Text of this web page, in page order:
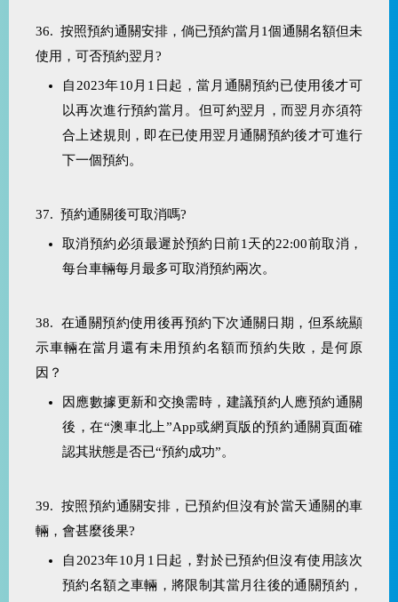
36. 按照預約通關安排，倘已預約當月1個通關名額但未
使用，可否預約翌月?
自 2023年10 月 1 日起，當月通關預約已使用後才可
以再次進行預約當月。但可約翌月，而翌月亦須符
合上述規則，即在已使用翌月通關預約後才可進行
下一個預約。
37. 預約通關後可取消嗎?
取消預約必須最遲於預約日前1 天的22:00前取消，
每台車輛每月最多可取消預約兩次。
38. 在通關預約使用後再預約下次通關日期，但系統顯
示車輛在當月還有未用預約名額而預約失敗，是何原
因？
因應數據更新和交換需時，建議預約人應預約通關
後，在“澳車北上”App或網頁版的預約通關頁面確
認其狀態是否已“預約成功”。
39. 按照預約通關安排，已預約但沒有於當天通關的車
輛，會甚麼後果?
自2023年10月1日起，對於已預約但沒有使用該次
預約名額之車輛，將限制其當月往後的通關預約，